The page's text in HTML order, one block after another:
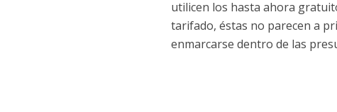
utilicen los hasta ahora
tarifado, éstas no parecen a
enmarcarse dentro de las